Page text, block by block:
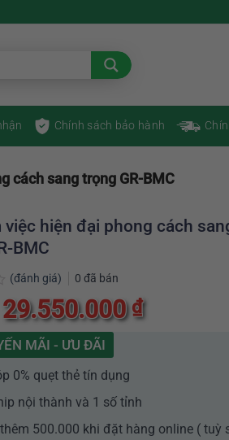
Chính sách bảo hành
cách sang trọng GR-BMC
việc hiện đại phong cách
BMC
(đánh giá) 0 đã bán
29.550.000₫
MÃI - ƯU ĐÃI
0% quẹt thẻ tín dụng
nội thành và 1 số tỉnh
500.000 khi đặt hàng online ( tuỳ